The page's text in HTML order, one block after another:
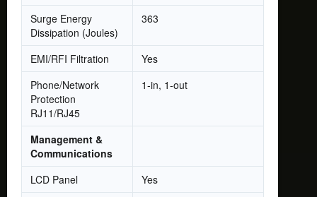
Surge Energy
Dissipation (Joules)
363
EMI/RFI Filtration
Yes
Phone/Network
Protection
RJ11/RJ45
1-in, 1-out
Management &
Communications
LCD Panel
Yes